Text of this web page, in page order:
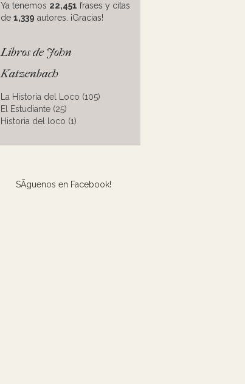
Ya tenemos 22,451 frases y citas
de 1,339 autores. ¡Gracias!
Libros de John
Katzenbach
La Historia del Loco (105)
El Estudiante (25)
Historia del loco (1)
SÃ­guenos en Facebook!